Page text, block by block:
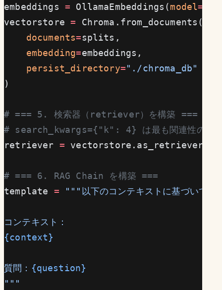
embeddings = OllamaEmbeddings(model=
vectorstore = Chroma.from_documents(
    documents
=splits,
    embedding
=embeddings,
    persist_directory
="./chroma_db"
)
# === 5. 検索器（retriever）を構築 ===
# search_kwargs={"k": 4} は最も関連性の高い
retriever = vectorstore.as_retriever(
# === 6. RAG Chain を構築 ===
template = """以下のコンテキストに基づいて質
コンテキスト：
{context}
質問： {question}
"""